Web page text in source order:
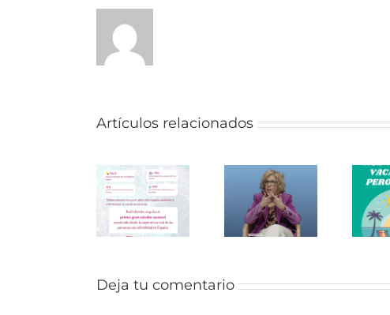
Artículos relacionados
Endomadrid
en
«Aprendemos
Juntos»
¡Últimas
novedades
antes de
las
Deja tu comentario